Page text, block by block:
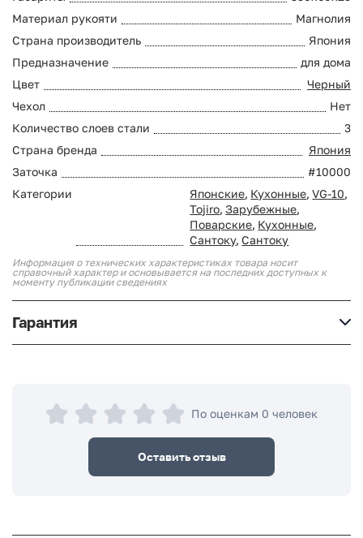
Материал рукояти
Магнолия
Страна производитель
Япония
Предназначение
для дома
Цвет
Черный
Чехол
Нет
Количество слоев стали
3
Страна бренда
Япония
Заточка
#10000
Категории
Японские, Кухонные, VG-10,
Tojiro, Зарубежные,
Поварские, Кухонные,
Сантоку, Сантоку
Информация о технических характеристиках товара носит
справочный характер и основывается на последних доступных к
моменту публикации сведениях
Гарантия
По оценкам 0 человек
Оставить отзыв